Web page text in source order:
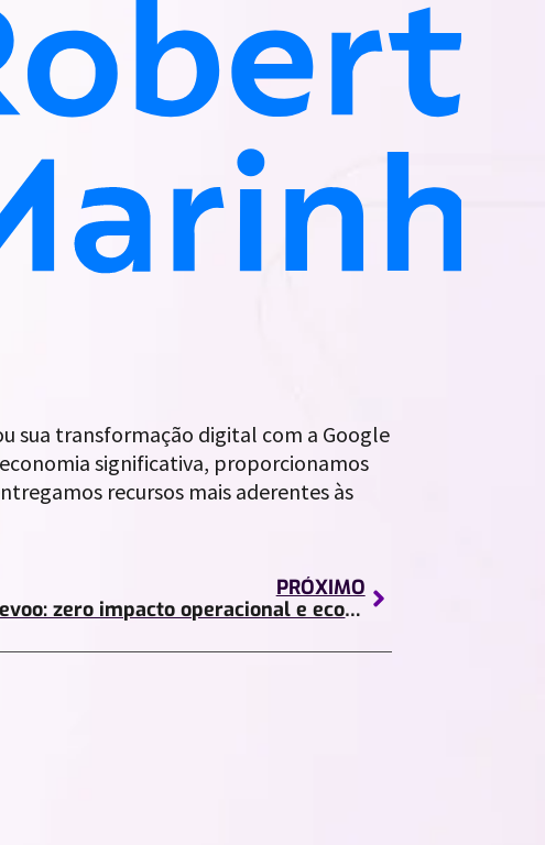
sua transformação digital com a Google
significativa, proporcionamos
recursos mais aderentes às
PRÓXIMO
Mikevoo: zero impacto operacional e economia significativa na nuvem